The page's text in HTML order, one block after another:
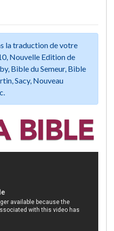
la traduction de votre
Nouvelle Edition de
Bible du Semeur, Bible
Sacy, Nouveau